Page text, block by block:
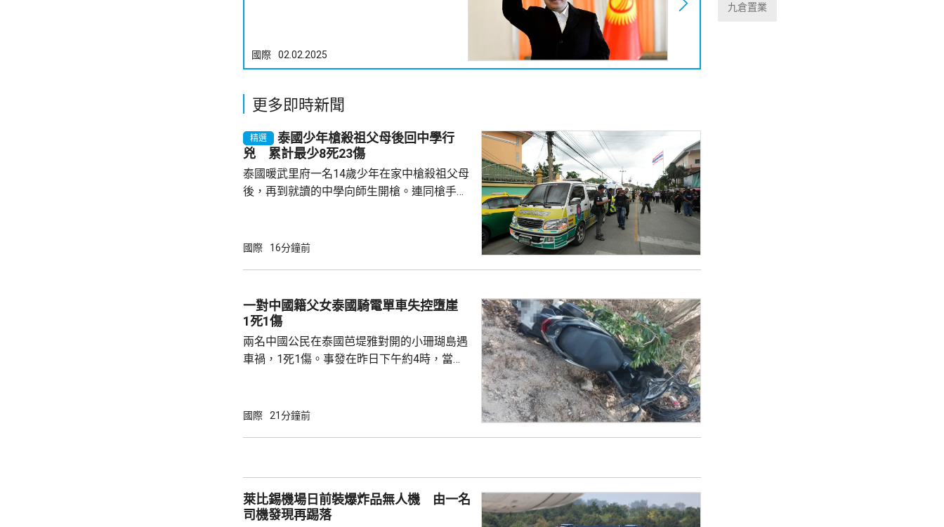
國際 02.02.2025
更多即時新聞
精選
泰國少年槍殺祖父母後回中學行
兇 累計最少8死23傷
泰國暖武里府一名14歲少年在家中槍殺祖父母
後，再到就讀的中學向師生開槍。連同槍手在
當地警方指，槍手早上先在家中，用祖父的9
槍手曾在課室外的走廊行過，亦有人拍到他為
手槍換子彈。校方事後疏散學生，警方圍封校
園，共檢獲34發子彈和2個備...
國際 16分鐘前
一對中國籍父女泰國騎電單車失控墮崖
1死1傷
兩名中國公民在泰國芭堤雅對開的小珊瑚島遇
車禍，1死1傷。事發在昨日下午約4時，當地
歲父親當場死亡，年約30歲的女兒受傷送院救
者，妥善保存死者遺體。使館已聯繫死者在國
內的親屬，將為家屬在泰國善後提...
國際 21分鐘前
萊比錫機場日前裝爆炸品無人機 由一名
司機發現再踢落
九倉置業